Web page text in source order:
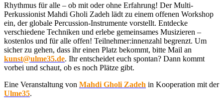
Rhythmus für alle – ob mit oder ohne Erfahrung! Der Multi-
Perkussionist Mahdi Gholi Zadeh lädt zu einem offenen Workshop
ein, der globale Percussion-Instrumente vorstellt. Entdecke
verschiedene Techniken und erlebe gemeinsames Musizieren –
kostenlos und für alle offen! Teilnehmer:innenzahl begrenzt. Um
sicher zu gehen, dass ihr einen Platz bekommt, bitte Mail an
kunst@ulme35.de. Ihr entscheidet euch spontan? Dann kommt
vorbei und schaut, ob es noch Plätze gibt.
Eine Veranstaltung von Mahdi Gholi Zadeh in Kooperation mit der
Ulme35.